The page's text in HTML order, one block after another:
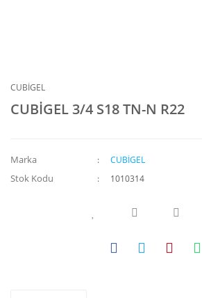
CUBİGEL
CUBİGEL 3/4 S18 TN-N R22
Marka CUBİGEL
Stok Kodu 1010314